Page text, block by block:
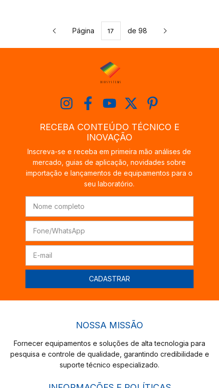
Página de 98
RECEBA CONTEÚDO TÉCNICO E
INOVAÇÃO
Inscreva-se e receba em primeira mão análises de
mercado, guias de aplicação, novidades sobre
importação e lançamentos de equipamentos para o
seu laboratório.
NOSSA MISSÃO
Fornecer equipamentos e soluções de alta tecnologia para
pesquisa e controle de qualidade, garantindo credibilidade e
suporte técnico especializado.